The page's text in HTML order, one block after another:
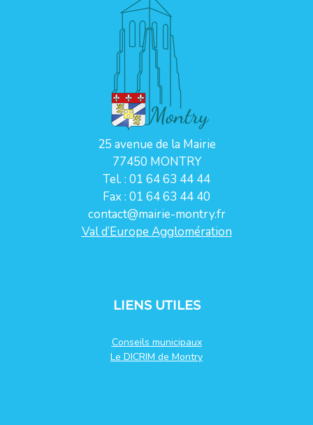
25 avenue de la Mairie
77450 MONTRY
Tel. : 01 64 63 44 44
Fax : 01 64 63 44 40
contact@mairie-montry.fr
Val d’Europe Agglomération
LIENS UTILES
Conseils municipaux
Le DICRIM de Montry